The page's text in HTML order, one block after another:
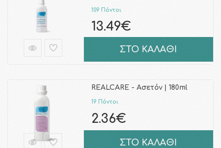
109 Πόντοι
13.49€
ΣΤΟ ΚΑΛΑΘΙ
REALCARE - Ασετόν | 180ml
19 Πόντοι
2.36€
ΣΤΟ ΚΑΛΑΘΙ